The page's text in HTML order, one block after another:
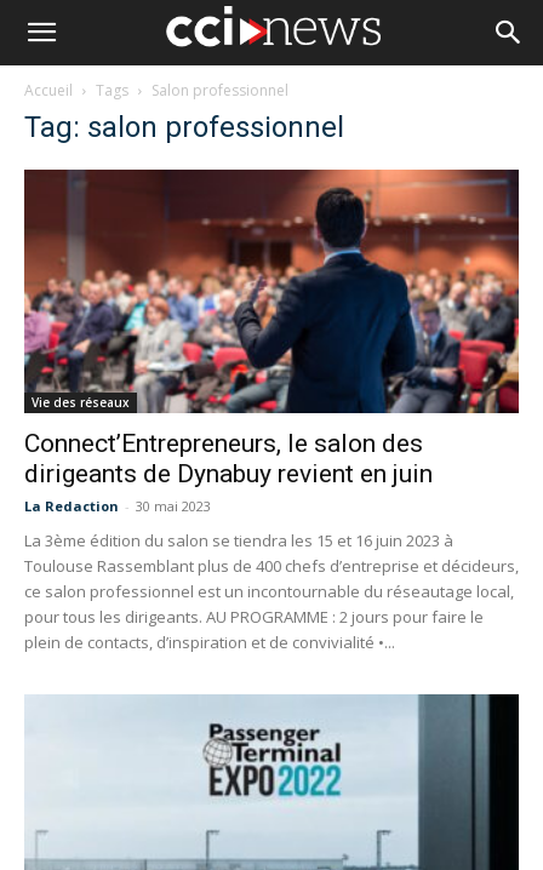
Accueil Tags Salon professionnel
Tag: salon professionnel
Vie des réseaux
Connect’Entrepreneurs, le salon des
dirigeants de Dynabuy revient en juin
La Redaction - 30 mai 2023
La 3ème édition du salon se tiendra les 15 et 16 juin 2023 à
Toulouse Rassemblant plus de 400 chefs d’entreprise et décideurs,
ce salon professionnel est un incontournable du réseautage local,
pour tous les dirigeants. AU PROGRAMME : 2 jours pour faire le
plein de contacts, d’inspiration et de convivialité •...